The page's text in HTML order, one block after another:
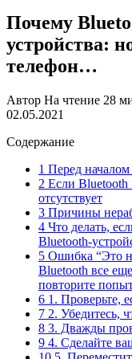
Почему
устройства:
телефон…
Автор На чтение 28
02.05.2021
Содержание
1 Перед
2 Если Bluetooth
отсутствует
3 Причины
4 Что делать,
Bluetooth-
5 Ошибка “Это
Bluetooth все
повторите
6 1. Проверьте,
7 2. Убедитесь,
8 3. Дважды
9 4. Сделайте